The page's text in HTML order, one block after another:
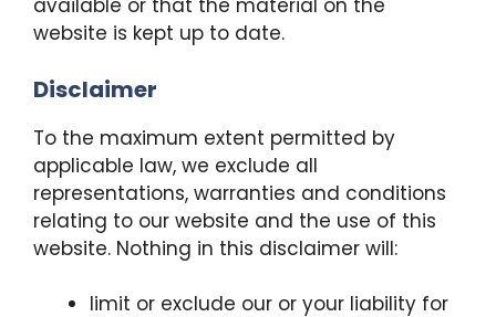
available or that the material on the
website is kept up to date.
Disclaimer
To the maximum extent permitted by
applicable law, we exclude all
representations, warranties and conditions
relating to our website and the use of this
website. Nothing in this disclaimer will:
limit or exclude our or your liability for